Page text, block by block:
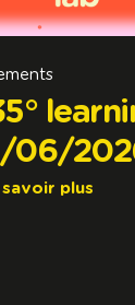
06/
savoir plus